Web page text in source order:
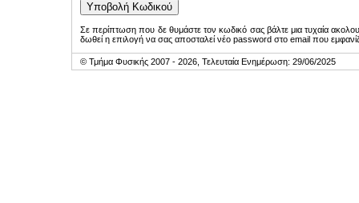
Σε περίπτωση που δε θυμάστε τον κωδικό σας βάλτε μια τυχαία
δωθεί η επιλογή να σας αποσταλεί νέο password στο email που
© Τμήμα Φυσικής 2007 - 2026, Τελευταία Ενημέρωση: 29/06/2025